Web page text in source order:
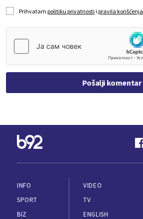
Prihvatam politiku privatnosti i pravila korišćenja
Pošalji komentar
INFO
SPORT
BIZ
VIDEO
TV
ENGLISH